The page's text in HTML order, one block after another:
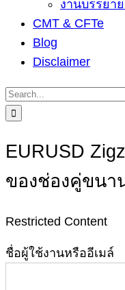
งานบรรยา
CMT & CFTe
Blog
Disclaimer
Search
for:
EURUSD
ของช่องคู่ขนา
Restricted Content
ชื่อผู้ใช้งานหรืออีเมล์